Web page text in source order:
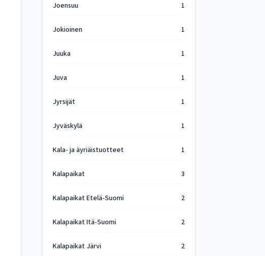
Joensuu 1
Jokioinen 1
Juuka 1
Juva 1
Jyrsijät 1
Jyväskylä 1
Kala- ja äyriäistuotteet 1
Kalapaikat 3
Kalapaikat Etelä-Suomi 2
Kalapaikat Itä-Suomi 2
Kalapaikat Järvi 2